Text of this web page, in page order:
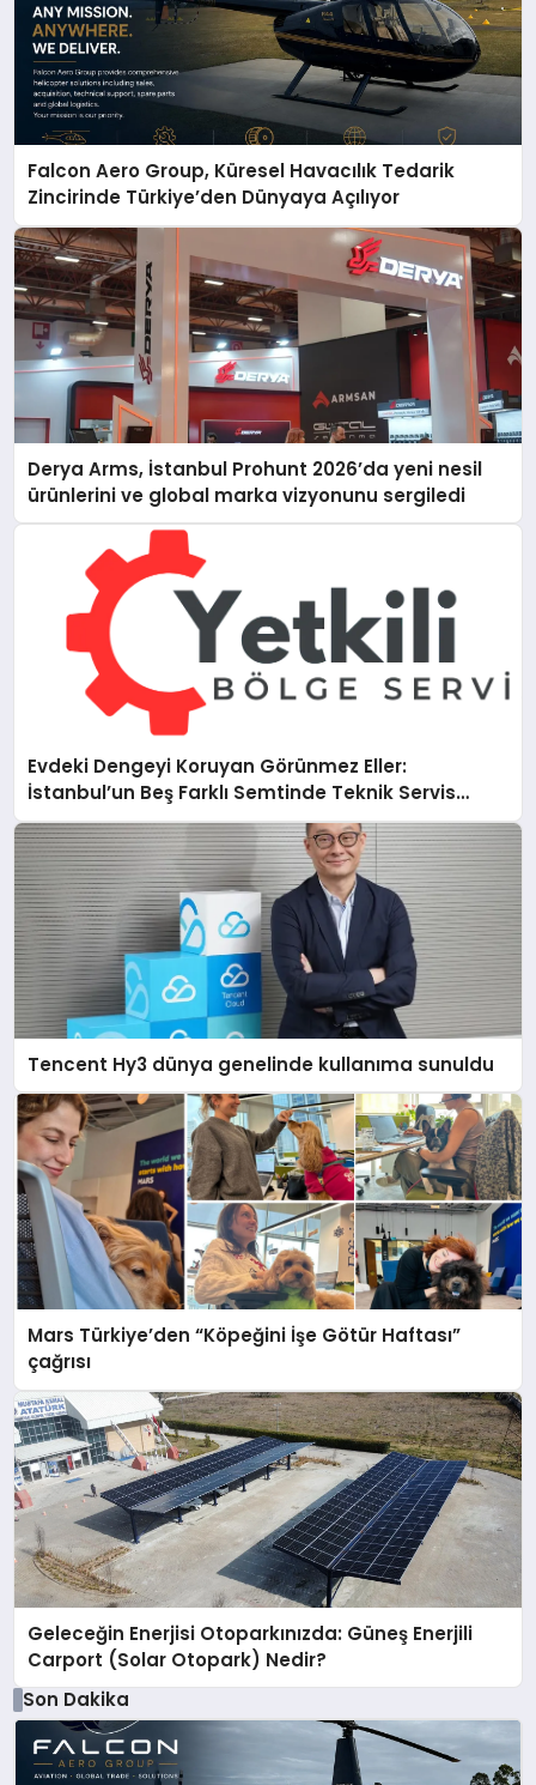
Falcon Aero Group, Küresel Havacılık Tedarik
Zincirinde Türkiye’den Dünyaya Açılıyor
Derya Arms, İstanbul Prohunt 2026’da yeni nesil
ürünlerini ve global marka vizyonunu sergiledi
Evdeki Dengeyi Koruyan Görünmez Eller:
İstanbul’un Beş Farklı Semtinde Teknik Servis
Gerçeği
Tencent Hy3 dünya genelinde kullanıma sunuldu
Mars Türkiye’den “Köpeğini İşe Götür Haftası”
çağrısı
Geleceğin Enerjisi Otoparkınızda: Güneş Enerjili
Carport (Solar Otopark) Nedir?
Son Dakika